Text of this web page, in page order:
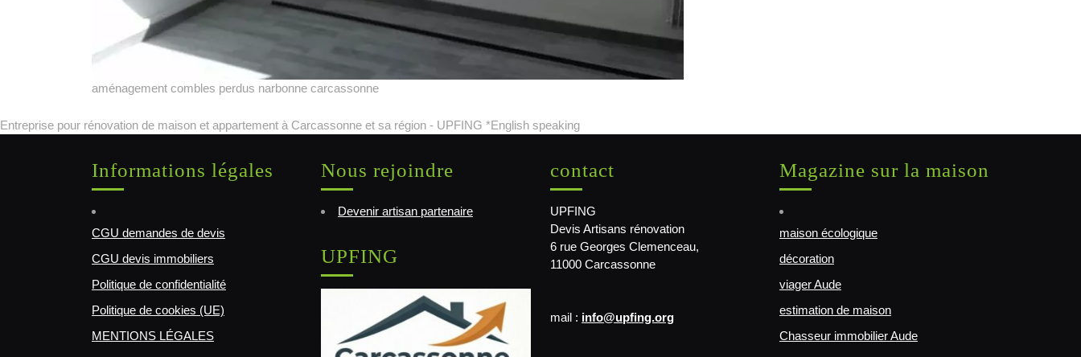
aménagement combles perdus narbonne carcassonne
Entreprise pour rénovation de maison et appartement à Carcassonne et sa région - UPFING *English speaking
Informations légales
CGU demandes de devis
CGU devis immobiliers
Politique de confidentialité
Politique de cookies (UE)
MENTIONS LÉGALES
Nous rejoindre
Devenir artisan partenaire
UPFING
contact
UPFING
Devis Artisans rénovation
6 rue Georges Clemenceau,
11000 Carcassonne
mail : info@upfing.org
Magazine sur la maison
maison écologique
décoration
viager Aude
estimation de maison
Chasseur immobilier Aude